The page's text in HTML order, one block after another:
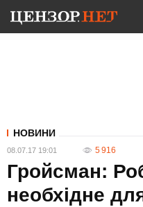
НОВИНИ
08.07.17 19:01 5 916
Гройсман:
необхідне